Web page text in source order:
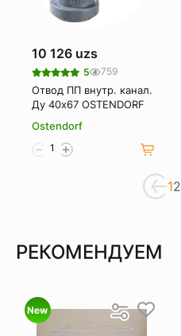
10 126 uzs
5 759
Отвод ПП внутр. канал.
Ду 40х67 OSTENDORF
Ostendorf
12
РЕКОМЕНДУЕМ
New